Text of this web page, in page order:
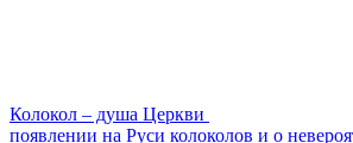
Колокол – душа Церкви
появлении на Руси колоколов и о